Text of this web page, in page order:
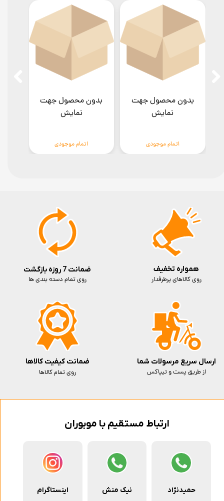
بدون محصول جهت
نمایش
اتمام موجودی
بدون محصول جهت
نمایش
اتمام موجودی
ارتباط مستقیم با موبوران
حمیدنژاد نیک منش اینستاگرام
ضمانت 7 روزه بازگشت
روی تمام دسته بندی ها
ارسال سریع مرسولات شما
از طریق پست و تیپاکس
ضمانت کیفیت کالاها
روی تمام کالاها
همواره تخفیف
روی کالاهای پرطرفدار